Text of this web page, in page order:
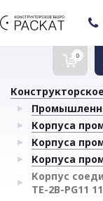
0
Корпуса
Корпуса
Корпуса
Корпус
TE-2B-PG11